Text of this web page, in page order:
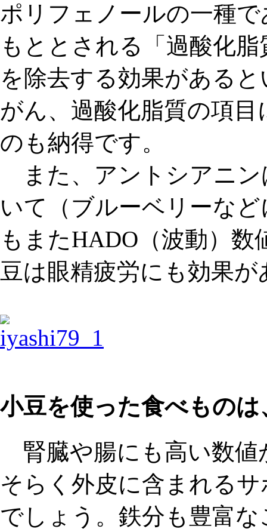
ポリフェノールの一種
もととされる「過酸化
を除去する効果がある
がん、過酸化脂質の項
のも納得です。
また、アントシアニン
いて（ブルーベリーな
もまたHADO（波動）
豆は眼精疲労にも効果
小豆を使った食べもの
腎臓や腸にも高い数値
そらく外皮に含まれる
でしょう。鉄分も豊富